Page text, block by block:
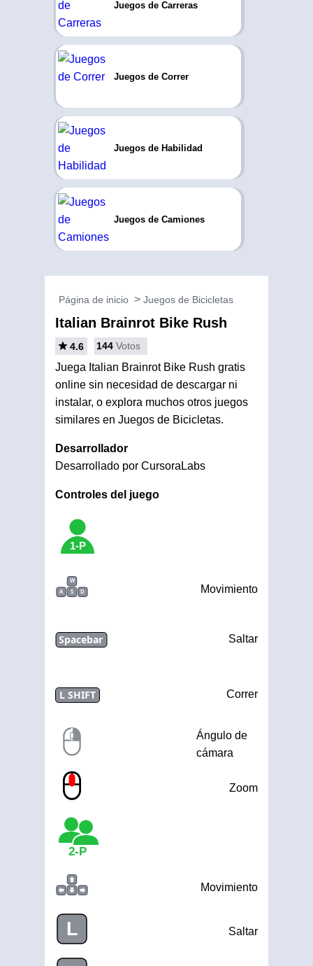
Juegos de Carreras
Juegos de Correr
Juegos de Habilidad
Juegos de Camiones
Página de inicio Juegos de Bicicletas
Italian Brainrot Bike Rush
4.6 144 Votos
Juega Italian Brainrot Bike Rush gratis
online sin necesidad de descargar ni
instalar, o explora muchos otros juegos
similares en Juegos de Bicicletas.
Desarrollador
Desarrollado por CursoraLabs
Controles del juego
1-P
W
A
S D Movimiento
Spacebar Saltar
L SHIFT Correr
Ángulo de
cámara
Zoom
2-P
Movimiento
L Saltar